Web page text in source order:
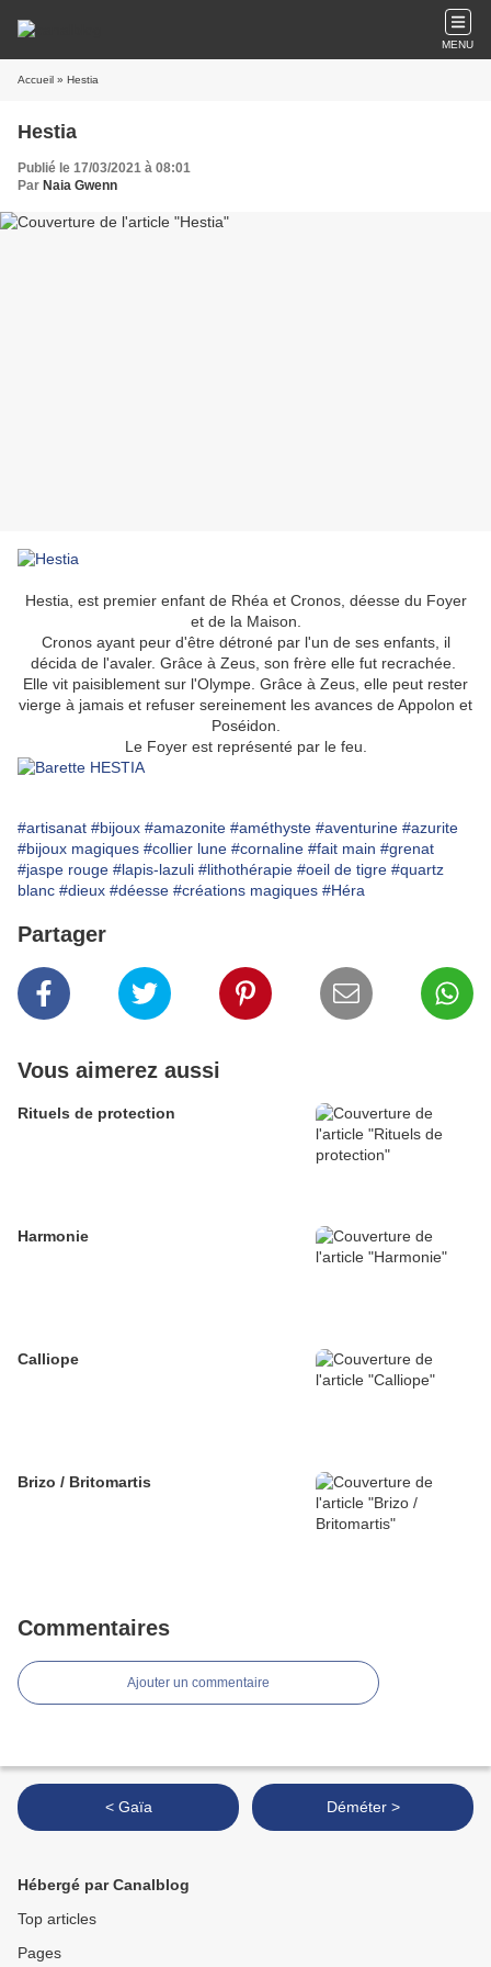
MENU
Accueil » Hestia
Hestia
Publié le 17/03/2021 à 08:01
Par Naia Gwenn
Hestia, est premier enfant de Rhéa et Cronos, déesse du Foyer
et de la Maison.
Cronos ayant peur d'être détroné par l'un de ses enfants, il
décida de l'avaler. Grâce à Zeus, son frère elle fut recrachée.
Elle vit paisiblement sur l'Olympe. Grâce à Zeus, elle peut rester
vierge à jamais et refuser sereinement les avances de Appolon et
Poséidon.
Le Foyer est représenté par le feu.
#artisanat #bijoux #amazonite #améthyste #aventurine #azurite
#bijoux magiques #collier lune #cornaline #fait main #grenat
#jaspe rouge #lapis-lazuli #lithothérapie #oeil de tigre #quartz
blanc #dieux #déesse #créations magiques #Héra
Partager
Vous aimerez aussi
Rituels de protection
Harmonie
Calliope
Brizo / Britomartis
Commentaires
Ajouter un commentaire
< Gaïa Déméter >
Hébergé par Canalblog
Top articles
Pages